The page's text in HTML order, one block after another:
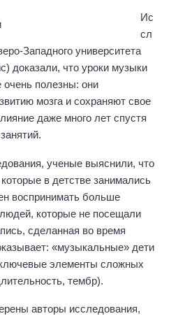
Ис
сл
Западного университета
доказали, что уроки музыки
очень полезны: они
мозга и сохраняют свое
даже много лет спустя
ученые выяснили, что
в детстве занимались
воспринимать больше
которые не посещали
сделанная во время
«музыкальные» дети
элементы сложных
тембр).
авторы исследования,